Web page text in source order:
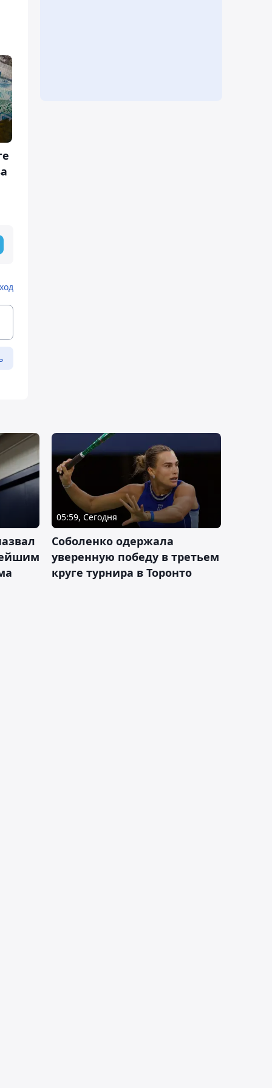
05:59, Сегодня
Соболенко одержала
уверенную победу в третьем
круге турнира в Торонто